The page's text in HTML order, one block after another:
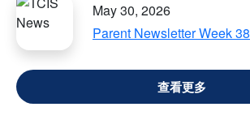
May 30, 2026
Parent Newsletter Week 38
VIEW ALL